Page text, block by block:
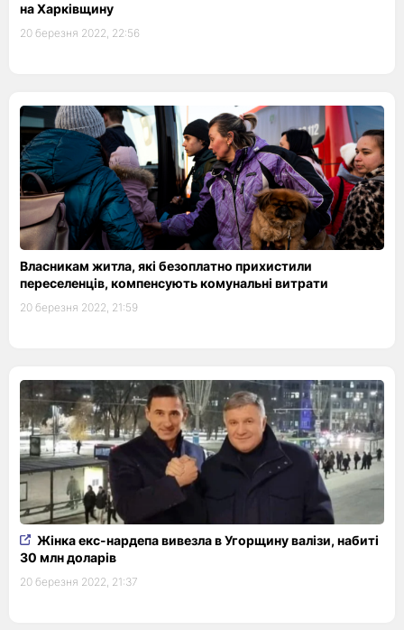
на Харківщину
20 березня 2022, 22:56
Власникам житла, які безоплатно прихистили
переселенців, компенсують комунальні витрати
20 березня 2022, 21:59
Жінка екс-нардепа вивезла в Угорщину валізи, набиті
30 млн доларів
20 березня 2022, 21:37